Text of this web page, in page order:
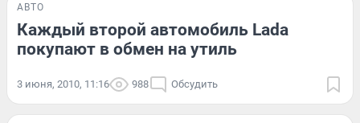
АВТО
Каждый второй автомобиль Lada
покупают в обмен на утиль
3 июня, 2010, 11:16 988 Обсудить